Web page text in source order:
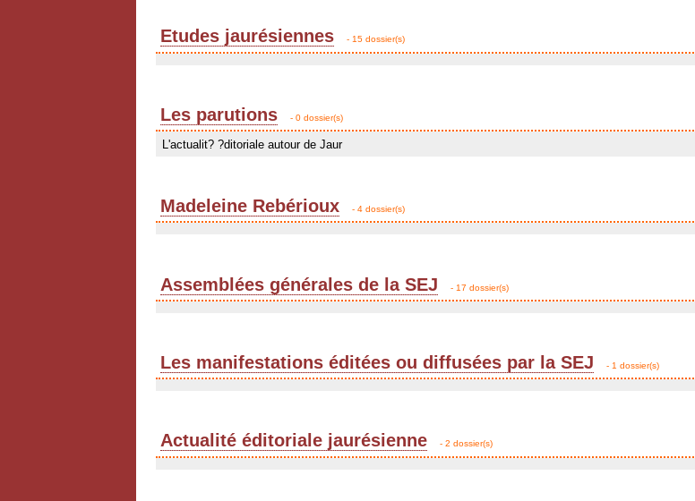
Etudes jaurésiennes - 15 dossier(s)
Les parutions - 0 dossier(s)
L'actualit? ?ditoriale autour de Jaur
Madeleine Rebérioux - 4 dossier(s)
Assemblées générales de la SEJ - 17 dossier(s)
Les manifestations éditées ou diffusées par la SEJ - 1 dossier(s)
Actualité éditoriale jaurésienne - 2 dossier(s)